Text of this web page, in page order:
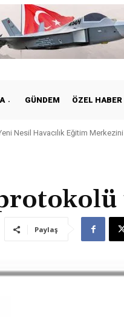
GÜNDEM ÖZEL HABER
Nesil Havacılık Eğitim Merkezini
Paylaş